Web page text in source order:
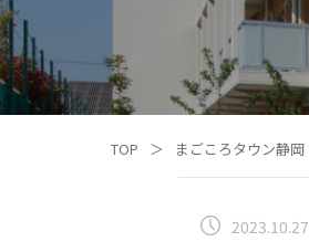
TOP ＞ まごころタウン静岡
2023.10.27